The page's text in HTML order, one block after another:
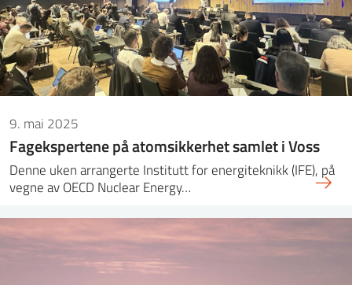
9. mai 2025
Fagekspertene på atomsikkerhet samlet i Voss
Denne uken arrangerte Institutt for energiteknikk (IFE), på
vegne av OECD Nuclear Energy…